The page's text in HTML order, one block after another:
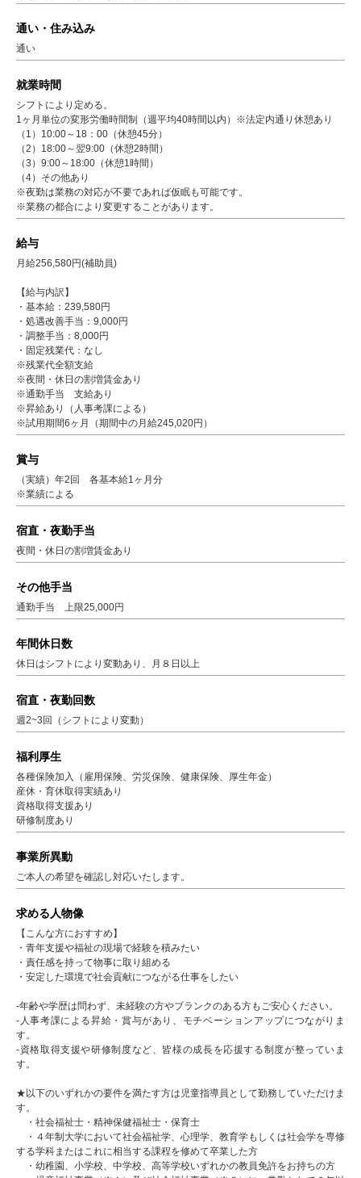
通い・住み込み
通い
就業時間
シフトにより定める。
1ヶ月単位の変形労働時間制（週平均40時間以内）※法定内通り休憩あり
（1）10:00～18：00（休憩45分）
（2）18:00～翌9:00（休憩2時間）
（3）9:00～18:00（休憩1時間）
（4）その他あり
※夜勤は業務の対応が不要であれば仮眠も可能です。
※業務の都合により変更することがあります。
給与
月給256,580円(補助員)
【給与内訳】
・基本給：239,580円
・処遇改善手当：9,000円
・調整手当：8,000円
・固定残業代：なし
※残業代全額支給
※夜間・休日の割増賃金あり
※通勤手当 支給あり
※昇給あり（人事考課による）
※試用期間6ヶ月（期間中の月給245,020円）
賞与
（実績）年2回 各基本給1ヶ月分
※業績による
宿直・夜勤手当
夜間・休日の割増賃金あり
その他手当
通勤手当 上限25,000円
年間休日数
休日はシフトにより変動あり、月８日以上
宿直・夜勤回数
週2~3回（シフトにより変動）
福利厚生
各種保険加入（雇用保険、労災保険、健康保険、厚生年金）
産休・育休取得実績あり
資格取得支援あり
研修制度あり
事業所異動
ご本人の希望を確認し対応いたします。
求める人物像
【こんな方におすすめ】
・青年支援や福祉の現場で経験を積みたい
・責任感を持って物事に取り組める
・安定した環境で社会貢献につながる仕事をしたい
-年齢や学歴は問わず、未経験の方やブランクのある方もご安心ください。
-人事考課による昇給・賞与があり、モチベーションアップにつながりま
す。
-資格取得支援や研修制度など、皆様の成長を応援する制度が整っていま
す。
★以下のいずれかの要件を満たす方は児童指導員として勤務していただけま
す。
・社会福祉士・精神保健福祉士・保育士
・４年制大学において社会福祉学、心理学、教育学もしくは社会学を専修
する学科またはこれに相当する課程を修めて卒業した方
・幼稚園、小学校、中学校、高等学校いずれかの教員免許をお持ちの方